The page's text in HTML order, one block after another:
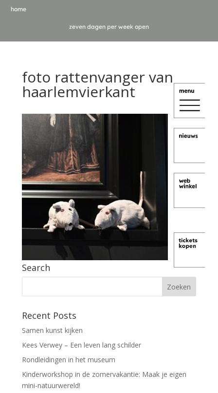
home
zeven dagen per week open
foto rattenvanger van
haarlemvierkant
Search
Recent Posts
Samen kunst kijken
Kees Verwey – Een leven lang schilder
Rondleidingen in het museum
Kinderworkshop in de zomervakantie: Maak je eigen
mini-natuurwereld!